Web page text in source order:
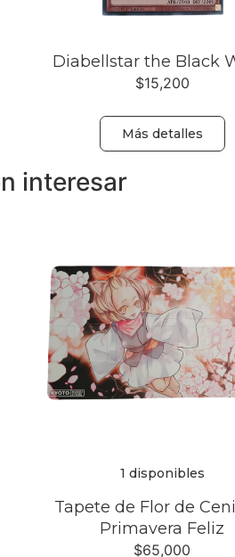
Diabellstar the Black
$15,200
Más detalles
interesar
1 disponibles
Tapete de Flor de
Primavera Feliz
$65,000